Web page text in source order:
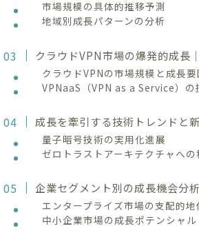
市場規模の具体的推移予測
地域別成長パターンの分析
クラウドVPN市場の爆発的成長
クラウドVPNの市場規模と成長要
VPNaaS（VPN as a Service）の
成長を牽引する技術トレンドと
量子暗号技術の実用化進展
ゼロトラストアーキテクチャへの
企業セグメント別の成長機会分析
エンタープライズ市場の支配的地
中小企業市場の成長ポテンシャル